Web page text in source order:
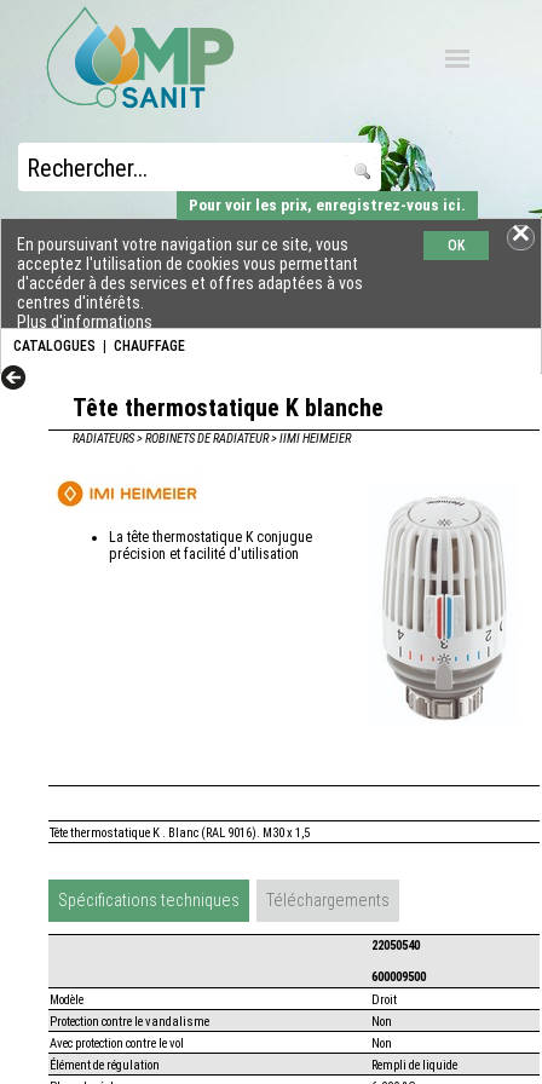
CATALOGUES CHAUFFAGE
En poursuivant votre navigation sur ce site, vous
acceptez l'utilisation de cookies vous permettant
d'accéder à des services et offres adaptées à vos
centres d'intérêts.
Plus d'informations
OK
Pour voir les prix, enregistrez-vous ici.